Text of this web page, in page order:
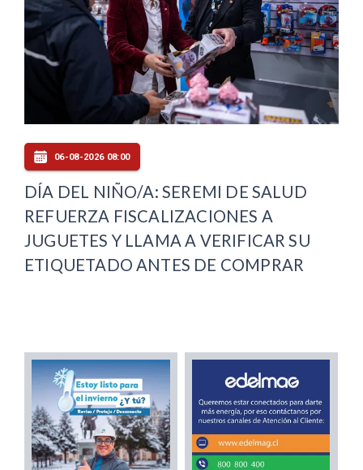
06-08-2026 08:00
DÍA DEL NIÑO/A: SEREMI DE SALUD
REFUERZA FISCALIZACIONES A
JUGUETES Y LLAMA A VERIFICAR SU
ETIQUETADO ANTES DE COMPRAR